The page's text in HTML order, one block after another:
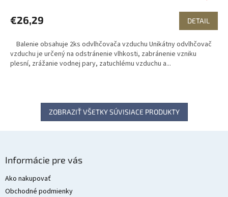
€26,29 DETAIL
Balenie obsahuje 2ks odvlhčovača vzduchu Unikátny odvlhčovač
vzduchu je určený na odstránenie vlhkosti, zabránenie vzniku
plesní, zrážanie vodnej pary, zatuchlému vzduchu a...
ZOBRAZIŤ VŠETKY SÚVISIACE PRODUKTY
Informácie pre vás
Ako nakupovať
Obchodné podmienky